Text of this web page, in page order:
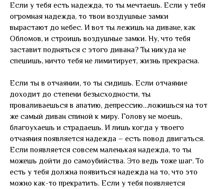
Если у тебя есть надежда, то ты мечтаешь. Если у тебя
огромная надежда, то твои воздушные замки
вырастают до небес. И вот ты лежишь на диване, как
Обломов, и строишь воздушные замки. Ну, что тебя
заставит подняться с этого дивана? Ты никуда не
спешишь, ничто тебя не лимитирует, жизнь прекрасна.
Если ты в отчаянии, то ты сидишь. Если отчаяние
доходит до степени безысходности, ты
проваливаешься в апатию, депрессию…ложишься на тот
же самый диван спиной к миру. Голову не моешь,
благоухаешь и страдаешь. И лишь когда у твоего
отчаяния появляется надежда – есть повод двигаться.
Если появляется совсем маленькая надежда, то ты
можешь дойти до самоубийства. Это ведь тоже шаг. То
есть у тебя должна появиться надежда на то, что это
можно как-то прекратить. Если у тебя появляется